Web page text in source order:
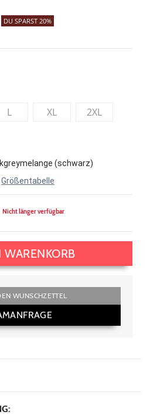
DU SPARST 20%
L XL
2XL
(schwarz)
Größentabelle
Nicht länger verfügbar
WUNSCHZETTEL